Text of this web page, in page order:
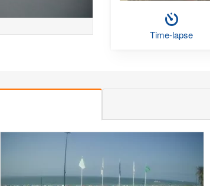
Time-lapse